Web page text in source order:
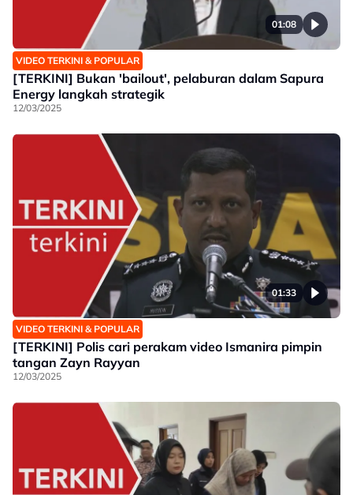
01:08
VIDEO TERKINI & POPULAR
[TERKINI] Bukan 'bailout', pelaburan dalam Sapura
Energy langkah strategik
12/03/2025
01:33
VIDEO TERKINI & POPULAR
[TERKINI] Polis cari perakam video Ismanira pimpin
tangan Zayn Rayyan
12/03/2025